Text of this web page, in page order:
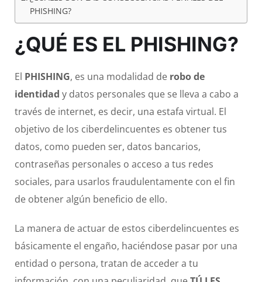
PHISHING?
¿QUÉ ES EL PHISHING?
El PHISHING, es una modalidad de robo de
identidad y datos personales que se lleva a cabo a
través de internet, es decir, una estafa virtual. El
objetivo de los ciberdelincuentes es obtener tus
datos, como pueden ser, datos bancarios,
contraseñas personales o acceso a tus redes
sociales, para usarlos fraudulentamente con el fin
de obtener algún beneficio de ello.
La manera de actuar de estos ciberdelincuentes es
básicamente el engaño, haciéndose pasar por una
entidad o persona, tratan de acceder a tu